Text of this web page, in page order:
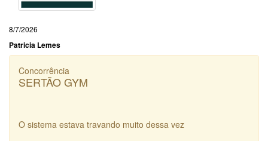
8/7/2026
Patricia Lemes
Concorrência
SERTÃO GYM
O sistema estava travando muito dessa vez